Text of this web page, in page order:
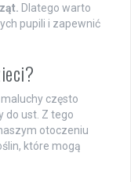
Dlatego warto
pupili i zapewnić
często
do ust. Z tego
otoczeniu
które mogą